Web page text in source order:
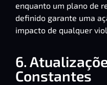
enquanto um plano de
definido garante uma
impacto de qualquer
6.
Constantes